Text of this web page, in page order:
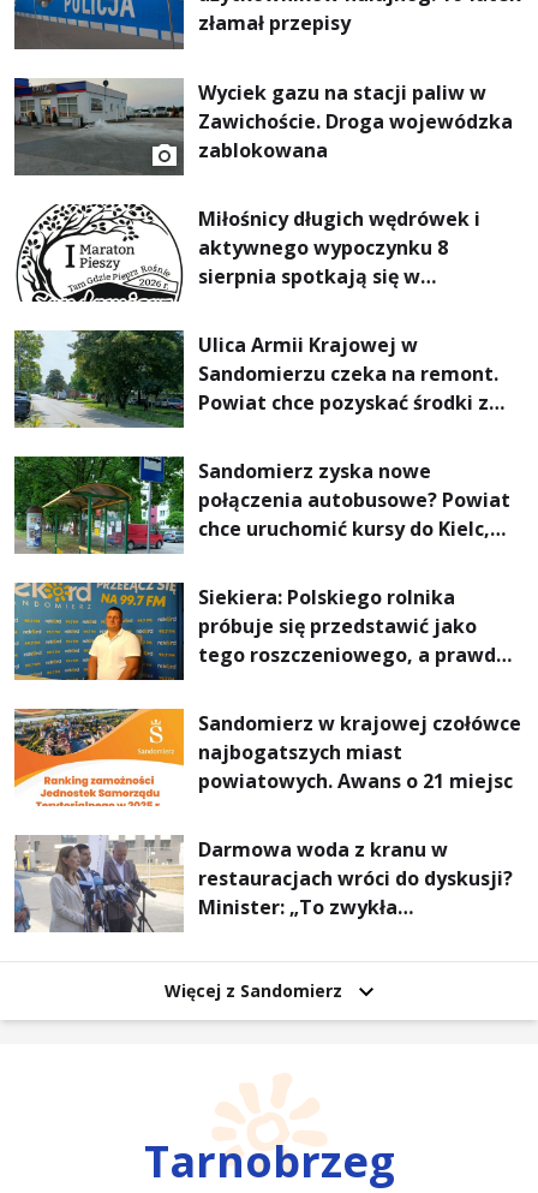
złamał przepisy
Wyciek gazu na stacji paliw w
Zawichoście. Droga wojewódzka
zablokowana
Miłośnicy długich wędrówek i
aktywnego wypoczynku 8
sierpnia spotkają się w
Pieszym „Tam Gdzie Pieprz
Rośnie”
Ulica Armii Krajowej w
Sandomierzu czeka na remont.
Powiat chce pozyskać środki z
Dróg
Sandomierz zyska nowe
połączenia autobusowe? Powiat
chce uruchomić kursy do Kielc,
Siekiera: Polskiego rolnika
próbuje się przedstawić jako
tego roszczeniowego, a prawda
Sandomierz w krajowej czołówce
najbogatszych miast
powiatowych. Awans o 21 miejsc
Darmowa woda z kranu w
restauracjach wróci do dyskusji?
Minister: „To zwykła
Więcej z Sandomierz
Tarnobrzeg